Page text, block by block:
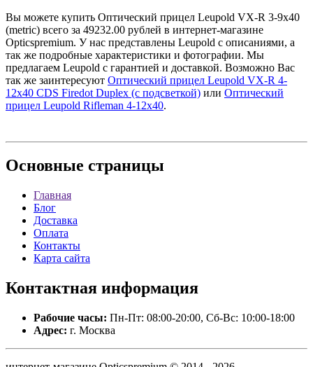
Вы можете купить Оптический прицел Leupold VX-R 3-9x40
(metric) всего за 49232.00 рублей в интернет-магазине
Opticspremium. У нас представлены Leupold с описаниями, а
так же подробные характеристики и фотографии. Мы
предлагаем Leupold с гарантией и доставкой. Возможно Вас
так же заинтересуют Оптический прицел Leupold VX-R 4-
12x40 CDS Firedot Duplex (с подсветкой) или Оптический
прицел Leupold Rifleman 4-12x40.
Основные страницы
Главная
Блог
Доставка
Оплата
Контакты
Карта сайта
Контактная информация
Рабочие часы: Пн-Пт: 08:00-20:00, Сб-Вс: 10:00-18:00
Адрес: г. Москва